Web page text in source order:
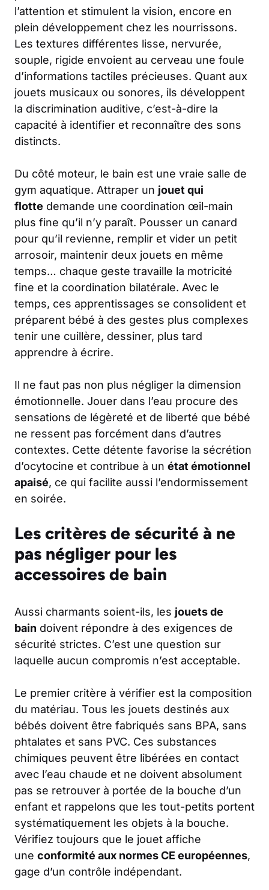
l’attention et stimulent la vision, encore en
plein développement chez les nourrissons.
Les textures différentes lisse, nervurée,
souple, rigide envoient au cerveau une foule
d’informations tactiles précieuses. Quant aux
jouets musicaux ou sonores, ils développent
la discrimination auditive, c’est-à-dire la
capacité à identifier et reconnaître des sons
distincts.
Du côté moteur, le bain est une vraie salle de
gym aquatique. Attraper un jouet qui
flotte demande une coordination œil-main
plus fine qu’il n’y paraît. Pousser un canard
pour qu’il revienne, remplir et vider un petit
arrosoir, maintenir deux jouets en même
temps… chaque geste travaille la motricité
fine et la coordination bilatérale. Avec le
temps, ces apprentissages se consolident et
préparent bébé à des gestes plus complexes
tenir une cuillère, dessiner, plus tard
apprendre à écrire.
Il ne faut pas non plus négliger la dimension
émotionnelle. Jouer dans l’eau procure des
sensations de légèreté et de liberté que bébé
ne ressent pas forcément dans d’autres
contextes. Cette détente favorise la sécrétion
d’ocytocine et contribue à un état émotionnel
apaisé, ce qui facilite aussi l’endormissement
en soirée.
Les critères de sécurité à ne
pas négliger pour les
accessoires de bain
Aussi charmants soient-ils, les jouets de
bain doivent répondre à des exigences de
sécurité strictes. C’est une question sur
laquelle aucun compromis n’est acceptable.
Le premier critère à vérifier est la composition
du matériau. Tous les jouets destinés aux
bébés doivent être fabriqués sans BPA, sans
phtalates et sans PVC. Ces substances
chimiques peuvent être libérées en contact
avec l’eau chaude et ne doivent absolument
pas se retrouver à portée de la bouche d’un
enfant et rappelons que les tout-petits portent
systématiquement les objets à la bouche.
Vérifiez toujours que le jouet affiche
une conformité aux normes CE européennes,
gage d’un contrôle indépendant.